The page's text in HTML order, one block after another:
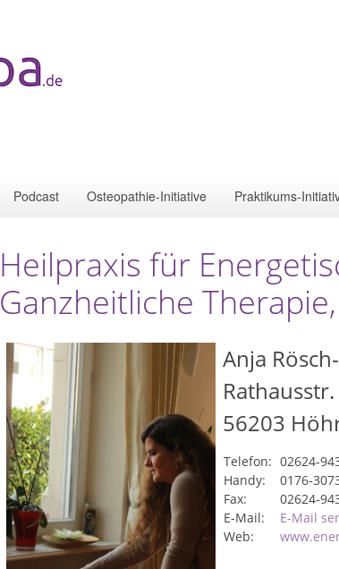
Podcast Osteopathie-Initiative Praktikums-
Heilpraxis für
Ganzheitliche
Anja
Rathausstr.
56203
Telefon: 02624-
Handy:
0176-
Fax:
02624-
E-Mail:
E-Mail
Web: